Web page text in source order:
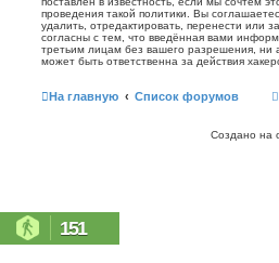
проведения такой политики. Вы
удалить, отредактировать, перенести или
согласны с тем, что введённая вами
третьим лицам без вашего разрешения,
может быть ответственна за действия
На главную Список форумов
Создано на
151